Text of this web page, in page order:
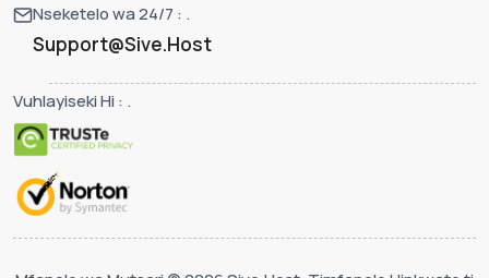
Nseketelo wa 24/7 : .
Support@Sive.Host
Vuhlayiseki Hi : .